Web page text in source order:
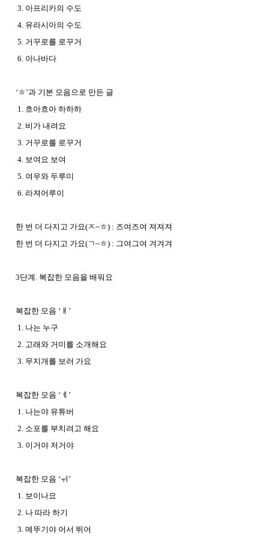
3. 아프리카의 수도
4. 유라시아의 수도
5. 거꾸로를 로꾸거
6. 아나바다
‘ㅎ’과 기본 모음으로 만든 글
1. 흐아흐아 하하하
2. 비가 내려요
3. 거꾸로를 로꾸거
4. 보여요 보여
5. 여우와 두루미
6. 라져어루이
한 번 더 다지고 가요(ㅈ~ㅎ) : 즈여즈여 져져져
한 번 더 다지고 가요(ㄱ~ㅎ) : 그여그여 겨겨겨
3단계. 복잡한 모음을 배워요
복잡한 모음 ‘ㅐ’
1. 나는 누구
2. 고래와 거미를 소개해요
3. 무지개를 보러 가요
복잡한 모음 ‘ㅔ’
1. 나는야 유튜버
2. 소포를 부치려고 해요
3. 이거야 저거야
복잡한 모음 ‘ㅟ’
1. 보이나요
2. 나 따라 하기
3. 메뚜기야 어서 뛰어